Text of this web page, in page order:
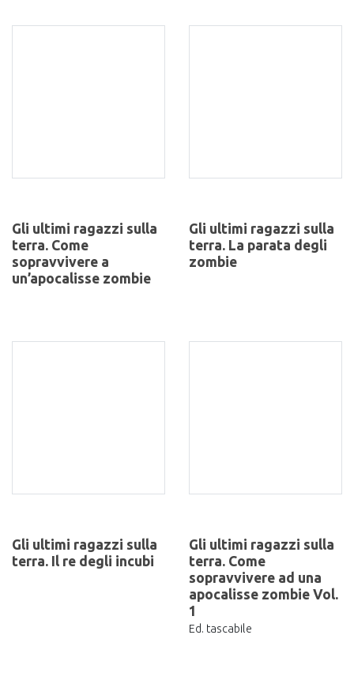
Gli ultimi ragazzi sulla
terra. Come
sopravvivere a
un’apocalisse zombie
Gli ultimi ragazzi sulla
terra. La parata degli
zombie
Gli ultimi ragazzi sulla
terra. Il re degli incubi
Gli ultimi ragazzi sulla
terra. Come
sopravvivere ad una
apocalisse zombie Vol.
1
Ed. tascabile